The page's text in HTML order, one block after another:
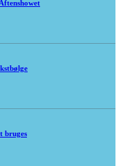
bruges